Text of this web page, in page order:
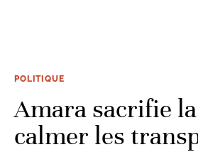
POLITIQUE
Amara sacrifie
calmer les